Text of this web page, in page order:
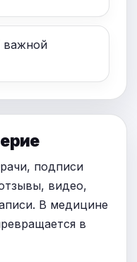
важной
подписи
видео,
В медицине
в